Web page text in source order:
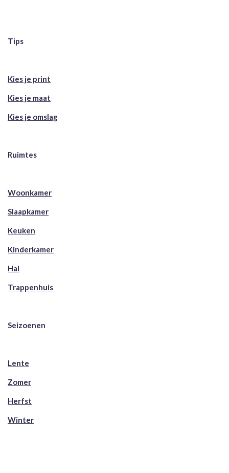
Tips
Kies je print
Kies je maat
Kies je omslag
Ruimtes
Woonkamer
Slaapkamer
Keuken
Kinderkamer
Hal
Trappenhuis
Seizoenen
Lente
Zomer
Herfst
Winter